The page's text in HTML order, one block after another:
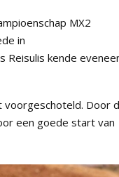
MX2
in
Reisulis kende
voorgeschoteld. Door
een goede start van